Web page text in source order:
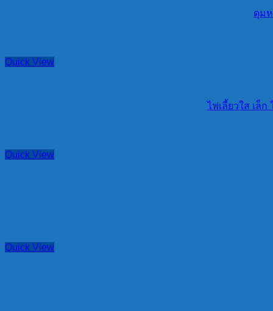
ดุม
Quick View
ไฟเลี้ยวใส เล็
Quick View
Quick View